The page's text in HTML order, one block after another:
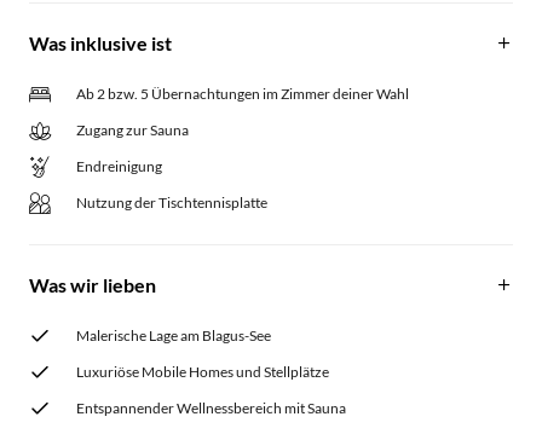
Was inklusive ist
Ab 2 bzw. 5 Übernachtungen im Zimmer deiner Wahl
Zugang zur Sauna
Endreinigung
Nutzung der Tischtennisplatte
Was wir lieben
Malerische Lage am Blagus-See
Luxuriöse Mobile Homes und Stellplätze
Entspannender Wellnessbereich mit Sauna